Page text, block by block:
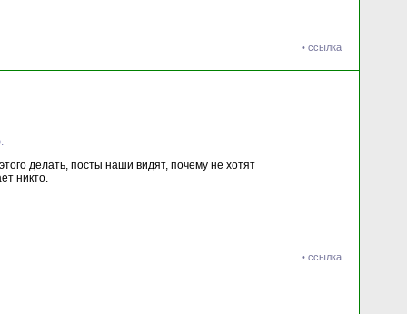
• ссылка
делать, посты наши видят, почему не хотят
никто.
• ссылка